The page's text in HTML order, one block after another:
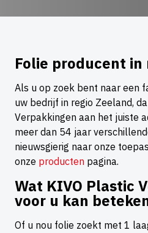
Folie producent in
Als u op zoek bent naar een
uw bedrijf in regio Zeeland,
Verpakkingen aan het juiste
meer dan 54 jaar
nieuwsgierig naar onze
onze producten pagina.
Wat KIVO Plastic
voor u kan
Of u nou folie zoekt met 1